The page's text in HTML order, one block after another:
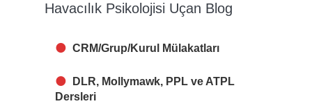
Havacılık Psikolojisi Uçan Blog
CRM/Grup/Kurul Mülakatları
DLR, Mollymawk, PPL ve ATPL
Dersleri